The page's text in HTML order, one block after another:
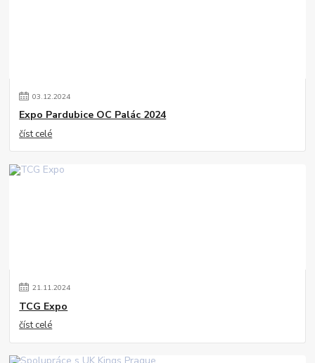
03.12.2024
Expo Pardubice OC Palác 2024
číst celé
21.11.2024
TCG Expo
číst celé